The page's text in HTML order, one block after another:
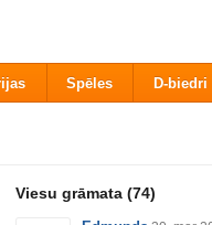
Spēles D-biedri
Viesu grāmata (74)